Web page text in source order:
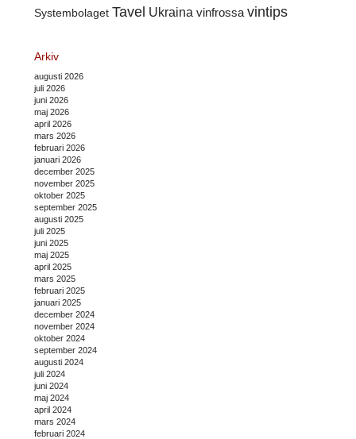
Systembolaget Tavel Ukraina vinfrossa vintips
Arkiv
augusti 2026
juli 2026
juni 2026
maj 2026
april 2026
mars 2026
februari 2026
januari 2026
december 2025
november 2025
oktober 2025
september 2025
augusti 2025
juli 2025
juni 2025
maj 2025
april 2025
mars 2025
februari 2025
januari 2025
december 2024
november 2024
oktober 2024
september 2024
augusti 2024
juli 2024
juni 2024
maj 2024
april 2024
mars 2024
februari 2024